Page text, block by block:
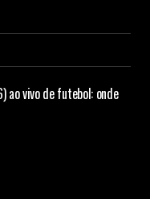
ao vivo de futebol: onde